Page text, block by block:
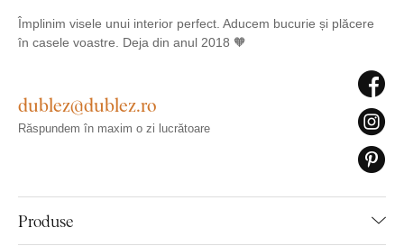
Împlinim visele unui interior perfect. Aducem bucurie și plăcere
în casele voastre. Deja din anul 2018 🧡
Produse
dublez@dublez.ro
Răspundem în maxim o zi lucrătoare